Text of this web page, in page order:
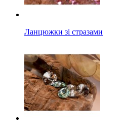
Ланцюжки зі стразами